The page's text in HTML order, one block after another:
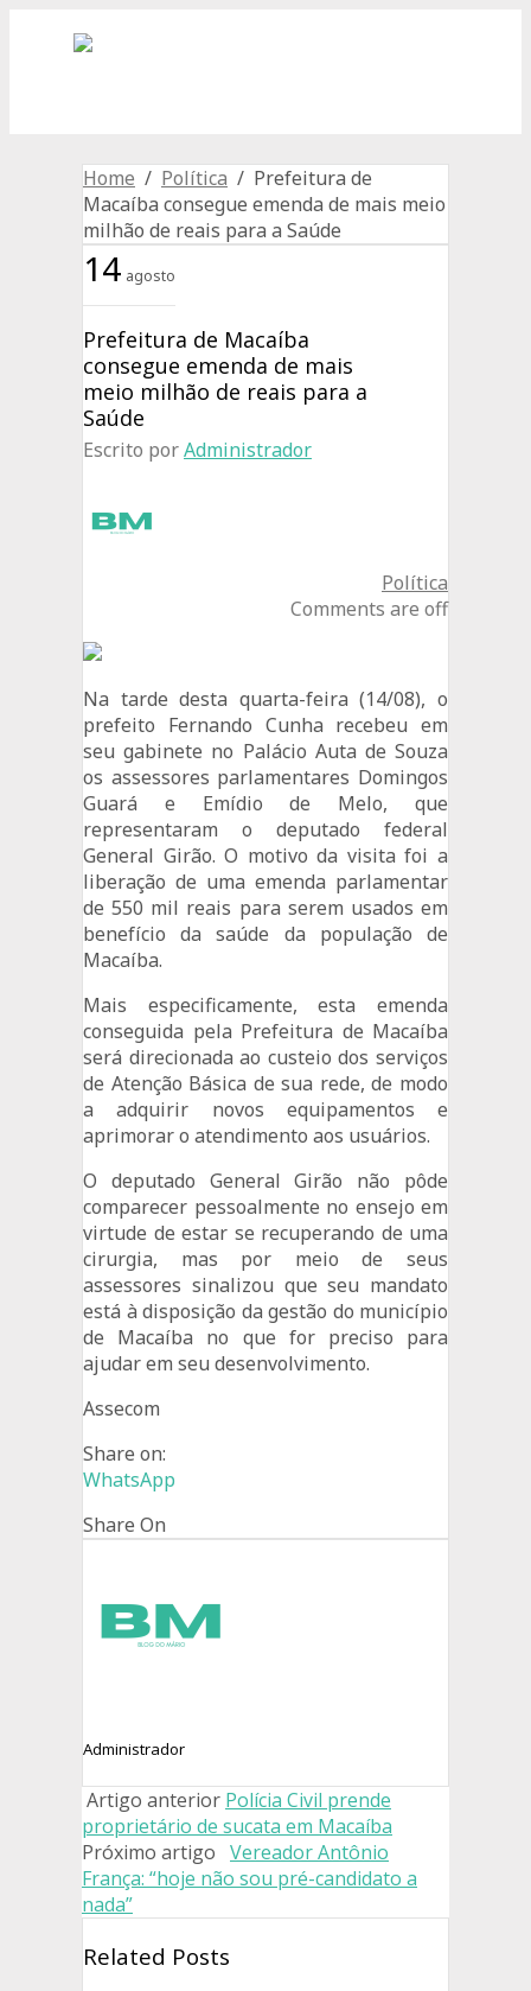
Home / Política / Prefeitura de
Macaíba consegue emenda de mais meio
milhão de reais para a Saúde
14 agosto
Prefeitura de Macaíba
consegue emenda de mais
meio milhão de reais para a
Saúde
Escrito porAdministrador
Política
Comments are off
Na tarde desta quarta-feira (14/08), o
prefeito Fernando Cunha recebeu em
seu gabinete no Palácio Auta de Souza
os assessores parlamentares Domingos
Guará e Emídio de Melo, que
representaram o deputado federal
General Girão. O motivo da visita foi a
liberação de uma emenda parlamentar
de 550 mil reais para serem usados em
benefício da saúde da população de
Macaíba.
Mais especificamente, esta emenda
conseguida pela Prefeitura de Macaíba
será direcionada ao custeio dos serviços
de Atenção Básica de sua rede, de modo
a adquirir novos equipamentos e
aprimorar o atendimento aos usuários.
O deputado General Girão não pôde
comparecer pessoalmente no ensejo em
virtude de estar se recuperando de uma
cirurgia, mas por meio de seus
assessores sinalizou que seu mandato
está à disposição da gestão do município
de Macaíba no que for preciso para
ajudar em seu desenvolvimento.
Assecom
Share on:
WhatsApp
Share On
Administrador
Artigo anterior Polícia Civil prende
proprietário de sucata em Macaíba
Próximo artigo Vereador Antônio
França: “hoje não sou pré-candidato a
nada”
Related Posts